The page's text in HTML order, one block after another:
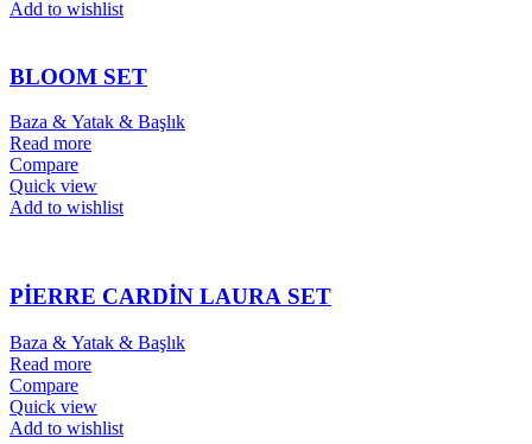
Add to wishlist
BLOOM SET
Baza & Yatak & Başlık
Read more
Compare
Quick view
Add to wishlist
PİERRE CARDİN LAURA SET
Baza & Yatak & Başlık
Read more
Compare
Quick view
Add to wishlist